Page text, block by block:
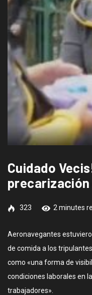
Cuidado
precarización
323 2 minutes
Aeronavegantes
de comida a los
como «una forma de
condiciones laborales en
trabajadores».